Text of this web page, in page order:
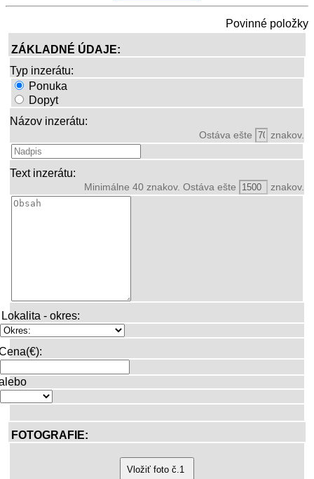
Povinné položky
ZÁKLADNÉ ÚDAJE:
Typ inzerátu:
Ponuka
Dopyt
Názov inzerátu:
Ostáva ešte znakov.
Text inzerátu:
Minimálne 40 znakov. Ostáva ešte znakov.
Lokalita - okres:
FOTOGRAFIE: